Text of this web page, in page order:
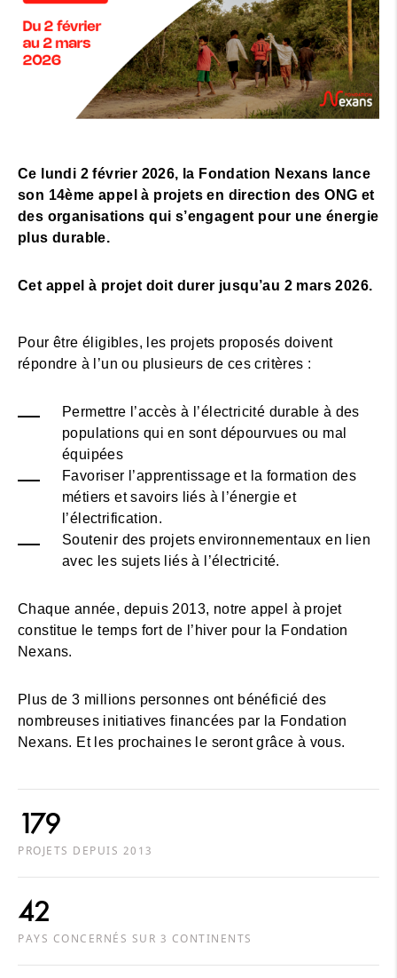
Ce lundi 2 février 2026, la Fondation Nexans lance
son 14ème appel à projets en direction des ONG et
des organisations qui s’engagent pour une énergie
plus durable.
Cet appel à projet doit durer jusqu’au 2 mars 2026.
Pour être éligibles, les projets proposés doivent
répondre à l’un ou plusieurs de ces critères :
Permettre l’accès à l’électricité durable à des
populations qui en sont dépourvues ou mal
équipées
Favoriser l’apprentissage et la formation des
métiers et savoirs liés à l’énergie et
l’électrification.
Soutenir des projets environnementaux en lien
avec les sujets liés à l’électricité.
Chaque année, depuis 2013, notre appel à projet
constitue le temps fort de l’hiver pour la Fondation
Nexans.
Plus de 3 millions personnes ont bénéficié des
nombreuses initiatives financées par la Fondation
Nexans. Et les prochaines le seront grâce à vous.
179
PROJETS DEPUIS 2013
42
PAYS CONCERNÉS SUR 3 CONTINENTS